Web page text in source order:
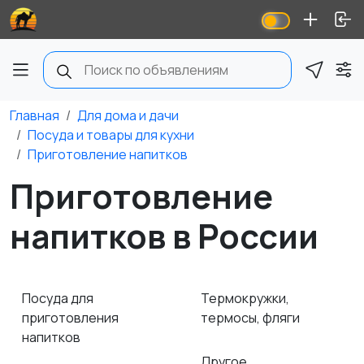
Главная
Для дома и дачи
Посуда и товары для кухни
Приготовление напитков
Приготовление
напитков в России
Посуда для
приготовления
напитков
Термокружки,
термосы, фляги